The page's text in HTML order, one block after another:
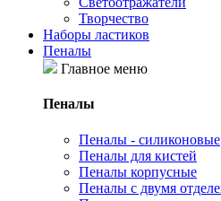
Творчество
Наборы ластиков
Пеналы
Главное меню
Пеналы
Пеналы - силиконовые
Пеналы для кистей
Пеналы корпусные
Пеналы с двумя